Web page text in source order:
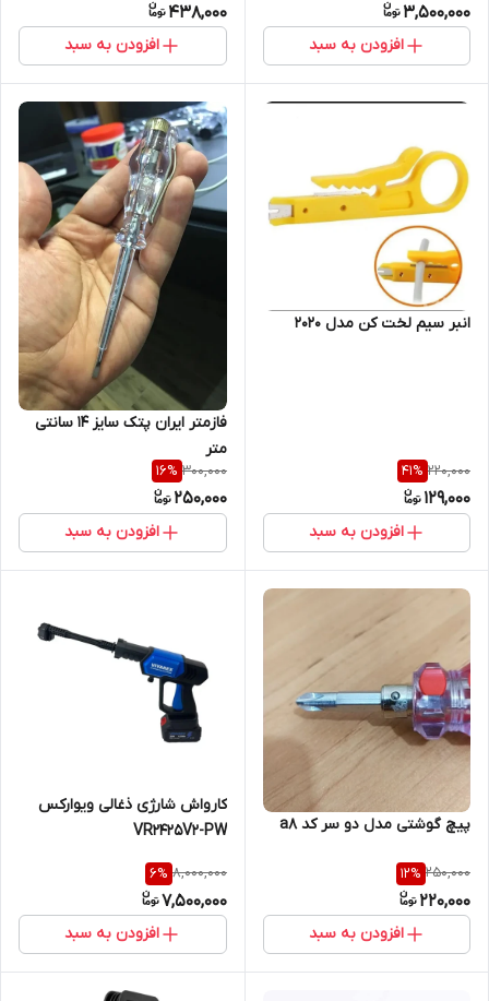
3,500,000
افزودن به سبد
438,000
افزودن به سبد
انبر سیم لخت کن مدل 2020
220,000
41%
129,000
افزودن به سبد
فازمتر ایران پتک سایز 14 سانتی
متر
300,000
16%
250,000
افزودن به سبد
پیچ گوشتی مدل دو سر کد a8
250,000
12%
220,000
افزودن به سبد
کارواش شارژی ذغالی ویوارکس
VR2425V2-PW
8,000,000
6%
7,500,000
افزودن به سبد